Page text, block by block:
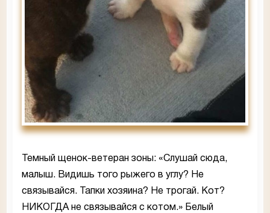
Темный щенок-ветеран зоны: «Слушай сюда,
малыш. Видишь того рыжего в углу? Не
связывайся. Тапки хозяина? Не трогай. Кот?
НИКОГДА не связывайся с котом.» Белый